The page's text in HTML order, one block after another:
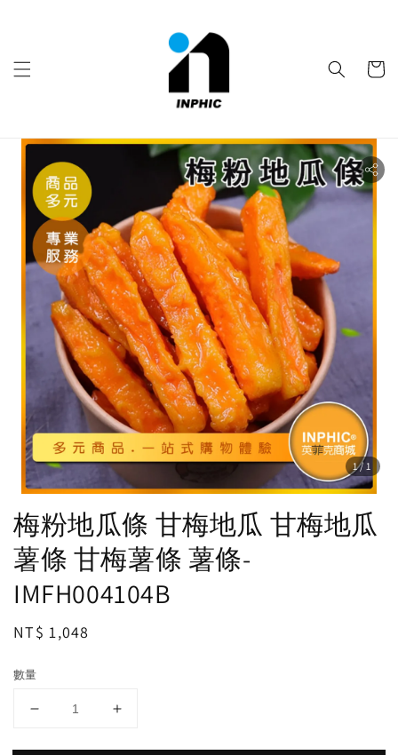
1/1
梅粉地瓜條 甘梅地瓜 甘梅地瓜
薯條 甘梅薯條 薯條-
IMFH004104B
Regular
NT$ 1,048
數量